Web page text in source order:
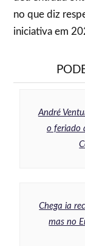
no que diz
iniciativa em
André
o feriado
Chega ia
mas no